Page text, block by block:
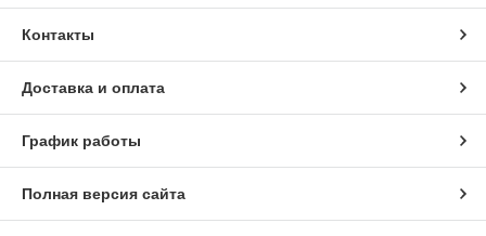
Контакты
Доставка и оплата
График работы
Полная версия сайта